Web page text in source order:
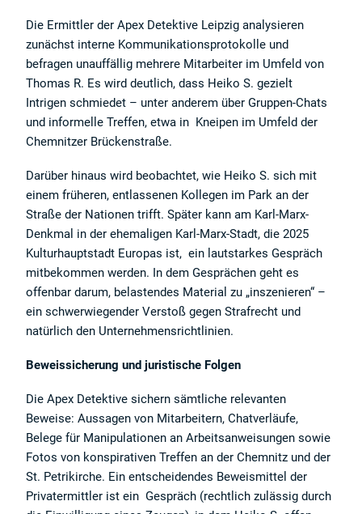
Die Ermittler der Apex Detektive Leipzig analysieren
zunächst interne Kommunikationsprotokolle und
befragen unauffällig mehrere Mitarbeiter im Umfeld von
Thomas R. Es wird deutlich, dass Heiko S. gezielt
Intrigen schmiedet – unter anderem über Gruppen-Chats
und informelle Treffen, etwa in Kneipen im Umfeld der
Chemnitzer Brückenstraße.
Darüber hinaus wird beobachtet, wie Heiko S. sich mit
einem früheren, entlassenen Kollegen im Park an der
Straße der Nationen trifft. Später kann am Karl-Marx-
Denkmal in der ehemaligen Karl-Marx-Stadt, die 2025
Kulturhauptstadt Europas ist, ein lautstarkes Gespräch
mitbekommen werden. In dem Gesprächen geht es
offenbar darum, belastendes Material zu „inszenieren“ –
ein schwerwiegender Verstoß gegen Strafrecht und
natürlich den Unternehmensrichtlinien.
Beweissicherung und juristische Folgen
Die Apex Detektive sichern sämtliche relevanten
Beweise: Aussagen von Mitarbeitern, Chatverläufe,
Belege für Manipulationen an Arbeitsanweisungen sowie
Fotos von konspirativen Treffen an der Chemnitz und der
St. Petrikirche. Ein entscheidendes Beweismittel der
Privatermittler ist ein Gespräch (rechtlich zulässig durch